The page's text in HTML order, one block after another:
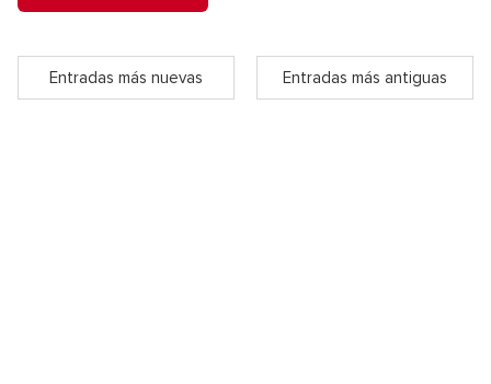
Entradas más nuevas Entradas más antiguas